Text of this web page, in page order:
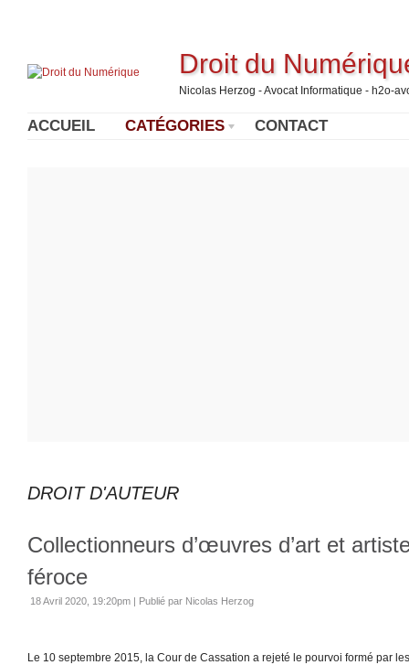
Droit du
Nicolas Herzog - Avocat Informatique - h2o-
ACCUEIL CATÉGORIES CONTACT
DROIT D'AUTEUR
Collectionneurs d’œuvres d’art et
féroce
18 Avril 2020, 19:20pm | Publié par Nicolas Herzog
Le 10 septembre 2015, la Cour de Cassation a rejeté le pourvoi formé par